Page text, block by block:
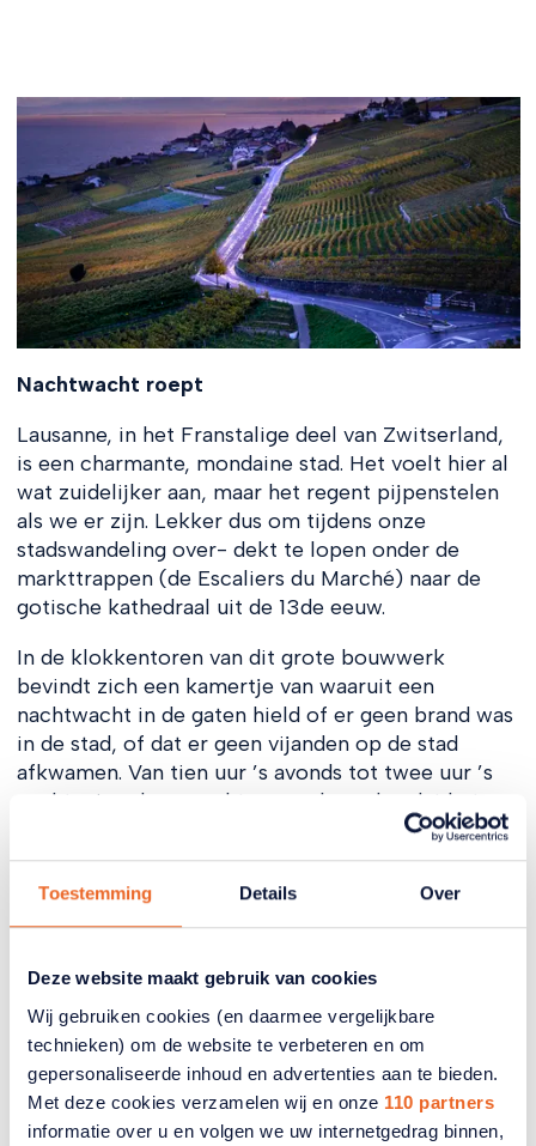
Toestemming Details Over
Deze website maakt gebruik van cookies
Wij gebruiken cookies (en daarmee vergelijkbare
technieken) om de website te verbeteren en om
gepersonaliseerde inhoud en advertenties aan te bieden.
Met deze cookies verzamelen wij en onze 110 partners
informatie over u en volgen we uw internetgedrag binnen,
Nachtwacht roept
Lausanne, in het Franstalige deel van Zwitserland,
is een charmante, mondaine stad. Het voelt hier al
wat zuidelijker aan, maar het regent pijpenstelen
als we er zijn. Lekker dus om tijdens onze
stadswandeling over- dekt te lopen onder de
markttrappen (de Escaliers du Marché) naar de
gotische kathedraal uit de 13de eeuw.
In de klokkentoren van dit grote bouwwerk
bevindt zich een kamertje van waaruit een
nachtwacht in de gaten hield of er geen brand was
in de stad, of dat er geen vijanden op de stad
afkwamen. Van tien uur ’s avonds tot twee uur ’s
nachts riep deze wachter naar beneden dat het uur
had geslagen. ‘C’est le guet, il a sonné l’heu- re.’
Nog steeds wordt deze traditie in ere gehouden en
roept de nachtwacht dat er weer een uur voorbij
Wij maken het niet mee, want er wacht nog een
bezoek aan de uitgestrekte wijngaardterrassen van
Lavaux op de hellingen van het meer van Genève.
We soppen over de steile paden tussen de
wijngaarden door. Heel even nog verlicht de
ondergaande zon het meer en de hellingen. Maar al
snel wordt de regen ons te gortig en nemen we